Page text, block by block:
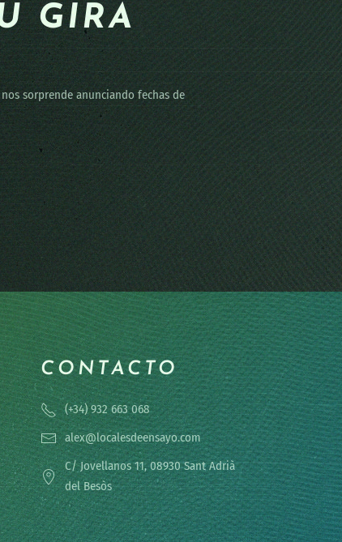
GIRA
sorprende anunciando fechas de
CONTACTO
(+34) 932 663 068
alex@localesdeensayo.com
C/ Jovellanos 11, 08930 Sant Adrià
del Besòs